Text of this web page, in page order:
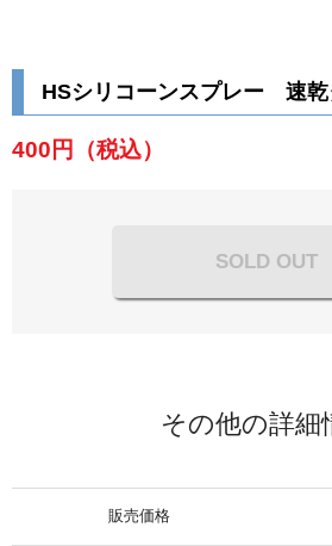
HSシリコーンスプレー 速乾
400円 （税込）
SOLD OUT
その他の詳細
販売価格